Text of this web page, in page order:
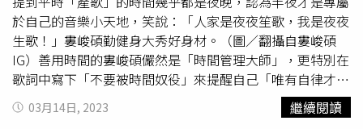
於自己的音樂小天地，笑說：「人家是夜夜笙歌，我是夜夜
生歌！」婁峻碩勤健身大秀好身材。（圖／翻攝自婁峻碩
IG）善用時間的婁峻碩儼然是「時間管理大師」，更特別在
歌詞中寫下「不要被時間奴役」來提醒自己「唯有自律才有
自由」，處女座的婁峻碩以此當成座右銘，也讓要求完美的
自己在工作狀態裡就是「拚命三郎」上身，更坦言常常一忙
03月14日, 2023 繼續閱讀